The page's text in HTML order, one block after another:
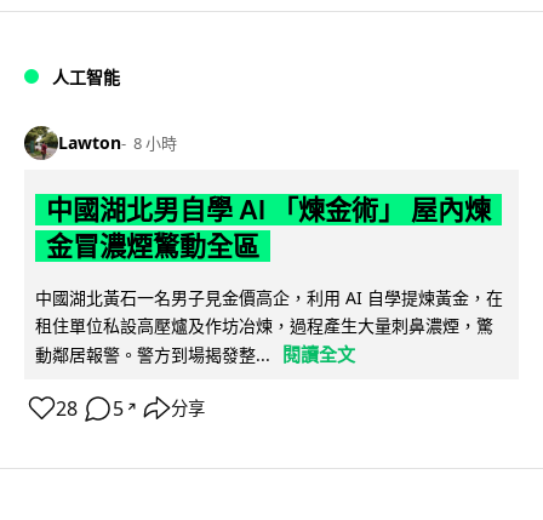
人工智能
Lawton 8 小時
中國湖北男自學 AI 「煉金術」 屋內煉
金冒濃煙驚動全區
中國湖北黃石一名男子見金價高企，利用 AI 自學提煉黃金，在
租住單位私設高壓爐及作坊冶煉，過程產生大量刺鼻濃煙，驚
動鄰居報警。警方到場揭發整...
閱讀全文
28 5 ↗ 分享